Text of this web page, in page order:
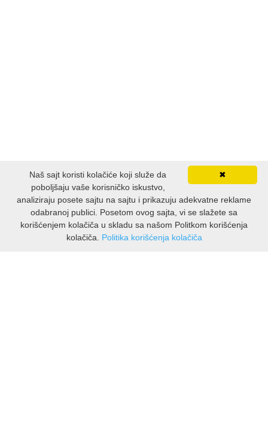
✖
Naš sajt koristi kolačiće koji služe da
poboljšaju vaše korisničko iskustvo,
analiziraju posete sajtu na sajtu i prikazuju adekvatne reklame
odabranoj publici. Posetom ovog sajta, vi se slažete sa
korišćenjem kolačiča u skladu sa našom Politkom korišćenja
kolačiča. Politika korišćenja kolačiča